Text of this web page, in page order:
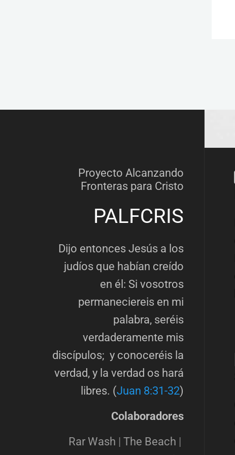
Proyecto Alcanzando
Fronteras para Cristo
PALFCRIS
Dijo entonces Jesús a los
judíos que habían creído
en él: Si vosotros
permaneciereis en mi
palabra, seréis
verdaderamente mis
discípulos; y conoceréis la
verdad, y la verdad os hará
libres. (Juan 8:31-32)
Colaboradores
Rar Wash
The Beach